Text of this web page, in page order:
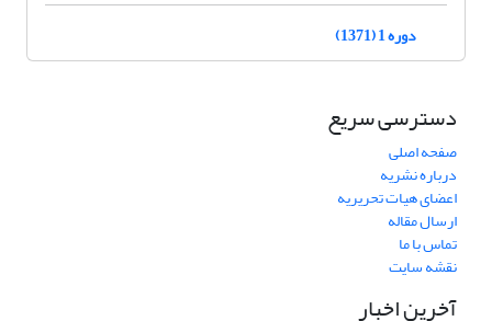
دوره 1 (1371)
دسترسی سریع
صفحه اصلی
درباره نشریه
اعضای هیات تحریریه
ارسال مقاله
تماس با ما
نقشه سایت
آخرین اخبار